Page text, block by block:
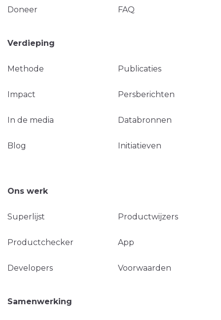
Doneer FAQ
Verdieping
Methode Publicaties
Impact Persberichten
In de media Databronnen
Blog Initiatieven
Ons werk
Superlijst Productwijzers
Productchecker App
Developers Voorwaarden
Samenwerking